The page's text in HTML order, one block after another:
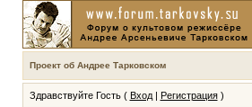
Проект об Андрее Тарковском
Здравствуйте Гость ( Вход| Регистрация)